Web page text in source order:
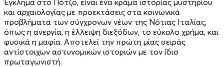
και αρχαιολογίας με προεκτάσεις στα κοινωνικά
προβλήματα των σύγχρονων νέων της Νότιας Ιταλίας,
όπως η ανεργία, η έλλειψη διεξόδων, το εύκολο χρήμα, και
φυσικά η μαφία. Αποτελεί την πρώτη μίας σειράς
αντίστοιχων αστυνομικών ιστοριών με τον ίδιο
πρωταγωνιστή.